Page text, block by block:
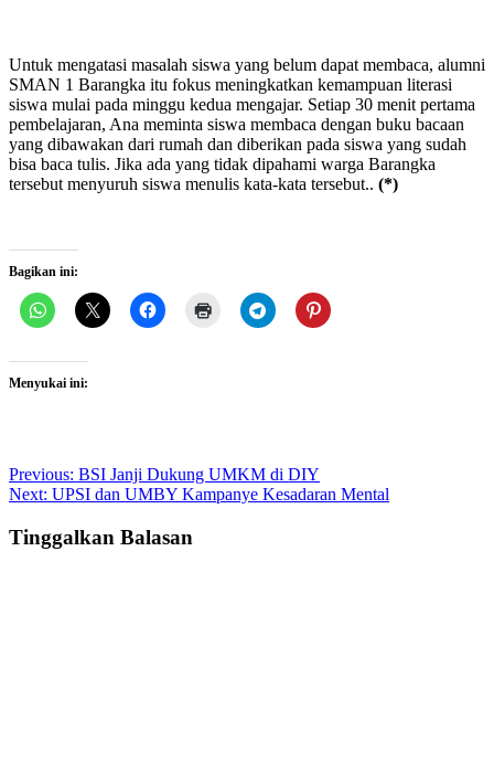
Untuk mengatasi masalah siswa yang belum dapat membaca, alumni
SMAN 1 Barangka itu fokus meningkatkan kemampuan literasi
siswa mulai pada minggu kedua mengajar. Setiap 30 menit pertama
pembelajaran, Ana meminta siswa membaca dengan buku bacaan
yang dibawakan dari rumah dan diberikan pada siswa yang sudah
bisa baca tulis. Jika ada yang tidak dipahami warga Barangka
tersebut menyuruh siswa menulis kata-kata tersebut.. (*)
Bagikan ini:
Menyukai ini:
Post
navigation
Previous: BSI Janji Dukung UMKM di DIY
Next: UPSI dan UMBY Kampanye Kesadaran Mental
Tinggalkan Balasan